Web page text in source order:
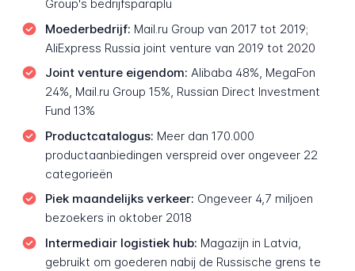
Group's bedrijfsparaplu
Moederbedrijf: Mail.ru Group van 2017 tot 2019;
AliExpress Russia joint venture van 2019 tot 2020
Joint venture eigendom: Alibaba 48%, MegaFon
24%, Mail.ru Group 15%, Russian Direct Investment
Fund 13%
Productcatalogus: Meer dan 170.000
productaanbiedingen verspreid over ongeveer 22
categorieën
Piek maandelijks verkeer: Ongeveer 4,7 miljoen
bezoekers in oktober 2018
Intermediair logistiek hub: Magazijn in Latvia,
gebruikt om goederen nabij de Russische grens te